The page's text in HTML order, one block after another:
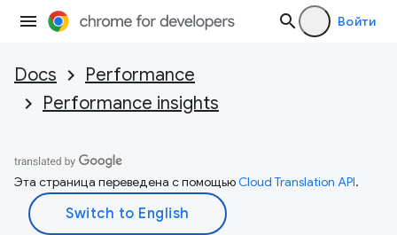
Войти
Docs
Performance
Performance insights
Эта страница переведена с помощьюCloud Translation API.